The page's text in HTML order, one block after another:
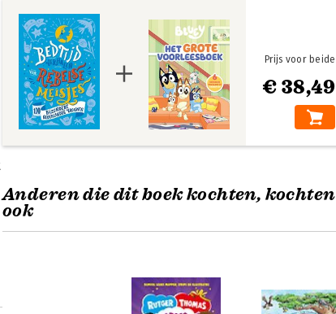
€ 38,49
Prijs voor beide
Anderen die dit boek kochten, kochten
ook